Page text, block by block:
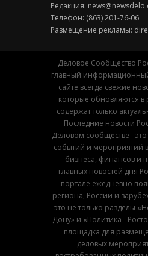
Редакция:
Телефон: (863) 201-76-06
Размещение рекламы:
Деловое Сообщество
главный
сайте всегда свежие
которые обновляются
содержат только
Последние новости
Деловом сообществе -
событий и мероприятий
бизнеса, финансов и
главных новостей дня
портале ежедневно
региона, России и
это не только разделы
Дону» и «Политика -
площадка для
деловых